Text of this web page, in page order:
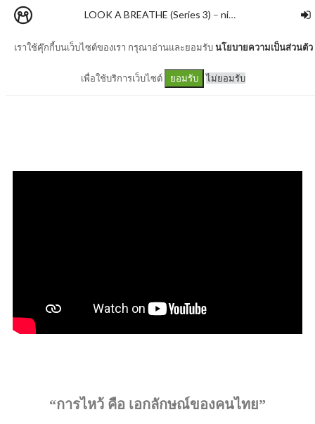
เราใช้คุ๊กกี้บนเว็บไซต์ของเรา กรุณาอ่านและยอมรับนโยบายความเป็นส่วนตัว
เพื่อใช้บริการเว็บไซต์ ยอมรับ ไม่ยอมรับ
LOOK A BREATHE (Series 3) – nimon
#556 หนูน้อยไปดอยสุเทพ
“การไหว้ คือ เอกลักษณ์ของคนไทย”